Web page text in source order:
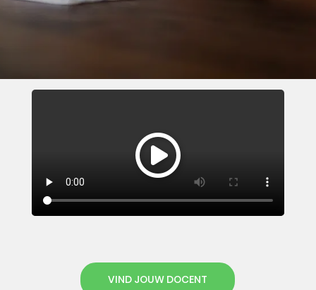
VIND JOUW DOCENT